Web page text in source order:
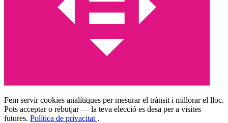
Fem servir cookies analítiques per mesurar el trànsit i millorar el lloc.
Pots acceptar o rebutjar — la teva elecció es desa per a visites
futures. Política de privacitat .